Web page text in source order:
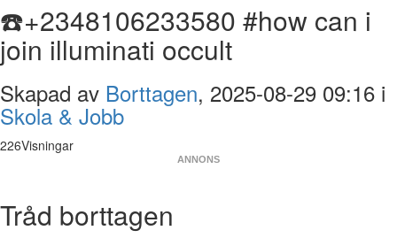
☎️+2348106233580 #how can i
join illuminati occult
Skapad av Borttagen, 2025-08-29 09:16 i
Skola & Jobb
226Visningar
ANNONS
Tråd borttagen